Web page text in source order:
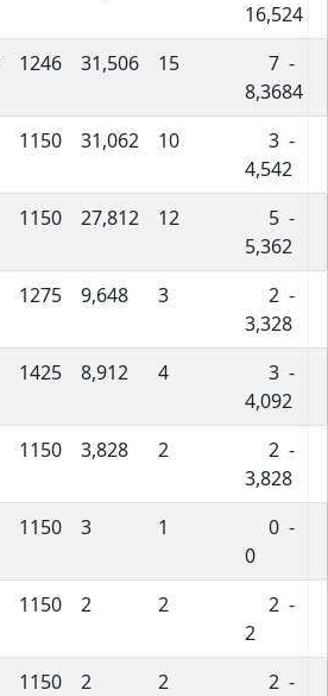
16,524
1246 31,506 15
7 -
8,3684
1150 31,062 10
3 -
4,542
1150 27,812 12
5 -
5,362
1275 9,648 3
2 -
3,328
1425 8,912 4
3 -
4,092
1150 3,828 2
2 -
3,828
1150 3 1
0 -
0
1150 2 2
2 -
2
1150 2 2
2 -